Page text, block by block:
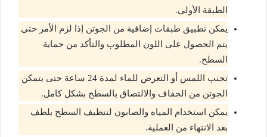
الطبقة الأولى.
يمكن تطبيق طبقات إضافية من الجوتن إذا لزم الأمر حتى
يتم الحصول على اللون المطلوب والتأكد من حماية
السطح.
تجنب اللمس أو التعرض للماء لمدة 24 ساعة حتى يتمكن
الجوتن من الجفاف والالتصاق بالسطح بشكل كامل.
يمكن استخدام المياه والصابون لتنظيف السطح بلطف
بعد الانتهاء من العملية.